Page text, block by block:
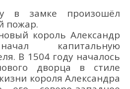
в замке произошёл
пожар.
король Александр
капитальную
. В 1504 году началось
дворца в стиле
короля Александра